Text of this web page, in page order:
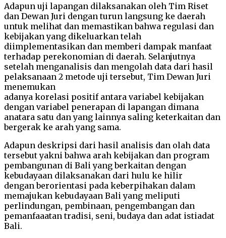
Adapun uji lapangan dilaksanakan oleh Tim Riset
dan Dewan Juri dengan turun langsung ke daerah
untuk melihat dan memastikan bahwa regulasi dan
kebijakan yang dikeluarkan telah
diimplementasikan dan memberi dampak manfaat
terhadap perekonomian di daerah. Selanjutnya
setelah menganalisis dan mengolah data dari hasil
pelaksanaan 2 metode uji tersebut, Tim Dewan Juri
menemukan
adanya korelasi positif antara variabel kebijakan
dengan variabel penerapan di lapangan dimana
anatara satu dan yang lainnya saling keterkaitan dan
bergerak ke arah yang sama.
Adapun deskripsi dari hasil analisis dan olah data
tersebut yakni bahwa arah kebijakan dan program
pembangunan di Bali yang berkaitan dengan
kebudayaan dilaksanakan dari hulu ke hilir
dengan berorientasi pada keberpihakan dalam
memajukan kebudayaan Bali yang meliputi
perlindungan, pembinaan, pengembangan dan
pemanfaaatan tradisi, seni, budaya dan adat istiadat
Bali.